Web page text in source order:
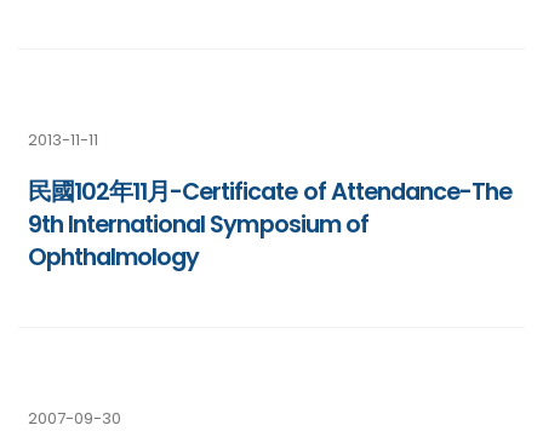
2013-11-11
民國102年11月-Certificate of Attendance-The
9th International Symposium of
Ophthalmology
2007-09-30